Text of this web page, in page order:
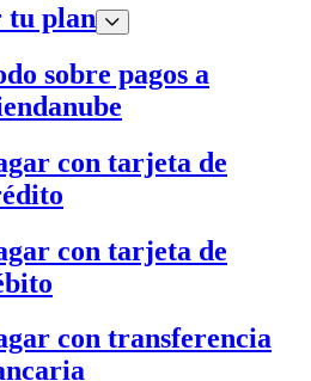
tu plan
sobre pagos a
con tarjeta de
con tarjeta de
con transferencia